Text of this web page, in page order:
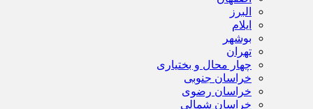
البرز
ایلام
بوشهر
تهران
چهار محال و بختیاری
خراسان جنوبی
خراسان رضوی
خراسان شمالی